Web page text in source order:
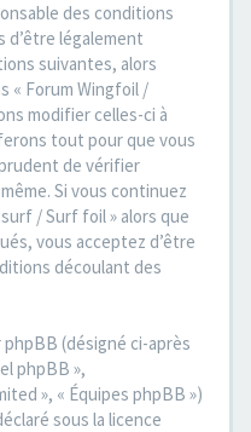
des conditions
d’être légalement
suivantes, alors
« Forum Wingfoil /
modifier celles-ci à
tout pour que vous
de vérifier
Si vous continuez
/ Surf foil » alors que
vous acceptez d’être
découlant des
(désigné ci-après
phpBB »,
», « Équipes phpBB »)
sous la licence